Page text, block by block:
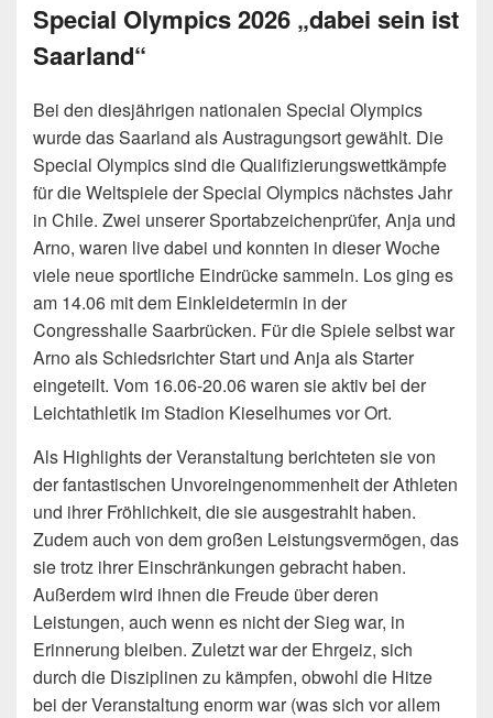
Special Olympics 2026 „dabei sein ist
Saarland“
Bei den diesjährigen nationalen Special Olympics
wurde das Saarland als Austragungsort gewählt. Die
Special Olympics sind die Qualifizierungswettkämpfe
für die Weltspiele der Special Olympics nächstes Jahr
in Chile. Zwei unserer Sportabzeichenprüfer, Anja und
Arno, waren live dabei und konnten in dieser Woche
viele neue sportliche Eindrücke sammeln. Los ging es
am 14.06 mit dem Einkleidetermin in der
Congresshalle Saarbrücken. Für die Spiele selbst war
Arno als Schiedsrichter Start und Anja als Starter
eingeteilt. Vom 16.06-20.06 waren sie aktiv bei der
Leichtathletik im Stadion Kieselhumes vor Ort.
Als Highlights der Veranstaltung berichteten sie von
der fantastischen Unvoreingenommenheit der Athleten
und ihrer Fröhlichkeit, die sie ausgestrahlt haben.
Zudem auch von dem großen Leistungsvermögen, das
sie trotz ihrer Einschränkungen gebracht haben.
Außerdem wird ihnen die Freude über deren
Leistungen, auch wenn es nicht der Sieg war, in
Erinnerung bleiben. Zuletzt war der Ehrgeiz, sich
durch die Disziplinen zu kämpfen, obwohl die Hitze
bei der Veranstaltung enorm war (was sich vor allem